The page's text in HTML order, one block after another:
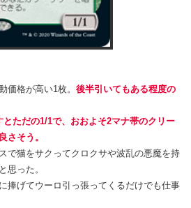
価格が高い1枚。 後半引いてもある程度の
とただの1/1で、おおよそ2マナ帯のクリー
さそう。
で猫をサクってクロクサや波乱の悪魔を持
思った。
捧げてウーロ引っ張ってくるだけでも仕事